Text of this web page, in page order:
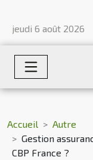
jeudi 6 août 2026
Accueil
Autre
Gestion
CBP France ?